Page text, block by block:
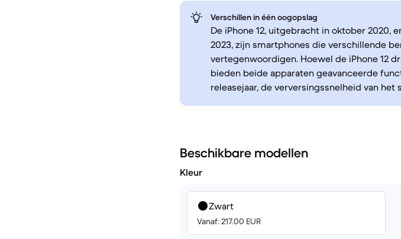
Verschillen in één oogopslag
De iPhone 12, uitgebracht in oktober 2020,
2023, zijn smartphones die verschillende
vertegenwoordigen. Hoewel de iPhone 12
bieden beide apparaten geavanceerde
releasejaar, de verversingssnelheid van
Beschikbare modellen
Kleur
Zwart
Vanaf: 217.00 EUR